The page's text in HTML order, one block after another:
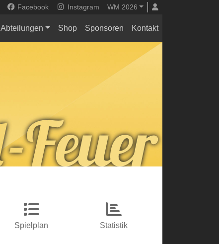
Facebook Instagram WM 2026
Abteilungen Shop Sponsoren Kontakt
Spielplan Statistik